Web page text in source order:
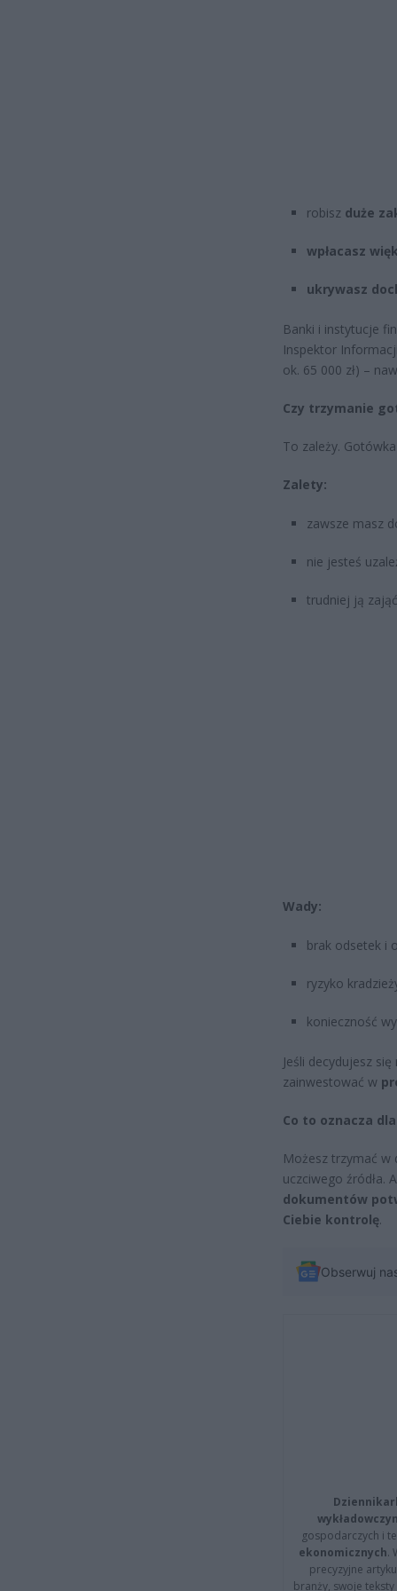
robisz duże
wpłacasz
ukrywasz
Banki i instytucje
Inspektor
ok. 65 000 zł) –
Czy trzymanie
To zależy.
Zalety:
zawsze masz
nie jesteś
trudniej ją
Wady:
brak odsetek i
ryzyko
konieczność
Jeśli decydujesz
zainwestować w
Co to oznacza
Możesz trzymać
uczciwego źródła.
dokumentów
Ciebie kontrolę.
Obserwuj
gospodarczych i
ekonomicznych.
precyzyjne
branży, swoje